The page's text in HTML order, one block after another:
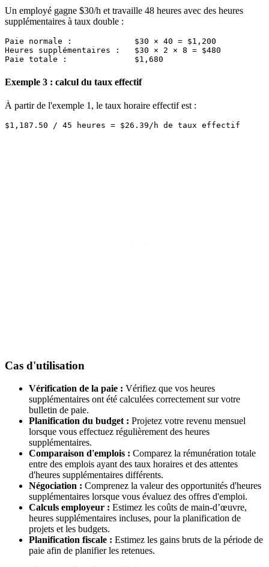
Un employé gagne $30/h et travaille 48 heures avec des heures
supplémentaires à taux double :
Paie normale :             $30 × 40 = $1,200
Heures supplémentaires :   $30 × 2 × 8 = $480
Exemple 3 : calcul du taux effectif
À partir de l'exemple 1, le taux horaire effectif est :
Cas d'utilisation
Vérification de la paie : Vérifiez que vos heures
supplémentaires ont été calculées correctement sur votre
bulletin de paie.
Planification du budget : Projetez votre revenu mensuel
lorsque vous effectuez régulièrement des heures
supplémentaires.
Comparaison d'emplois : Comparez la rémunération totale
entre des emplois ayant des taux horaires et des attentes
d'heures supplémentaires différents.
Négociation : Comprenez la valeur des opportunités d'heures
supplémentaires lorsque vous évaluez des offres d'emploi.
Calculs employeur : Estimez les coûts de main-d’œuvre,
heures supplémentaires incluses, pour la planification de
projets et les budgets.
Planification fiscale : Estimez les gains bruts de la période de
paie afin de planifier les retenues.